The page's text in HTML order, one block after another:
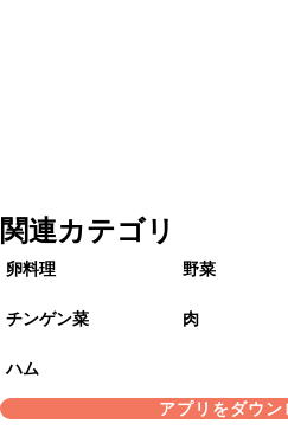
関連カテゴリ
卵料理 野菜
チンゲン菜 肉
ハム
アプリをダウン